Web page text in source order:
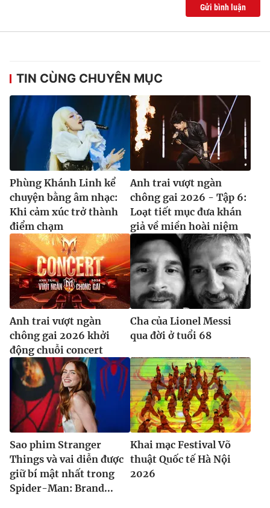
® Cấm sao chép dưới mọi hình thức nếu không có sự chấp
thuận bằng văn bản. Ghi rõ nguồn VTV.vn khi phát hành lại
thông tin từ website này.
Gửi bình luận
TIN CÙNG CHUYÊN MỤC
Phùng Khánh Linh kể
chuyện bằng âm nhạc:
Khi cảm xúc trở thành
điểm chạm
Anh trai vượt ngàn
chông gai 2026 - Tập 6:
Loạt tiết mục đưa khán
giả về miền hoài niệm
Anh trai vượt ngàn
chông gai 2026 khởi
động chuỗi concert
Cha của Lionel Messi
qua đời ở tuổi 68
Sao phim Stranger
Things và vai diễn được
giữ bí mật nhất trong
Spider-Man: Brand...
Khai mạc Festival Võ
thuật Quốc tế Hà Nội
2026